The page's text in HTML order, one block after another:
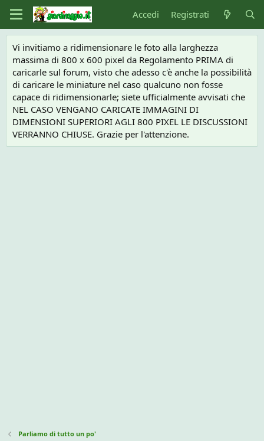
Accedi Registrati
Vi invitiamo a ridimensionare le foto alla larghezza
massima di 800 x 600 pixel da Regolamento PRIMA di
caricarle sul forum, visto che adesso c'è anche la possibilità
di caricare le miniature nel caso qualcuno non fosse
capace di ridimensionarle; siete ufficialmente avvisati che
NEL CASO VENGANO CARICATE IMMAGINI DI
DIMENSIONI SUPERIORI AGLI 800 PIXEL LE DISCUSSIONI
VERRANNO CHIUSE. Grazie per l'attenzione.
Parliamo di tutto un po'